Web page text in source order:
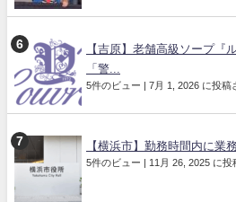
【吉原】老舗高級ソープ『
「警...
5件のビュー | 7月 1, 2026 に投稿
【横浜市】勤務時間内に業
5件のビュー | 11月 26, 2025 に投